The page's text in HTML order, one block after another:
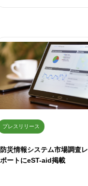
プレスリリース
防災情報システム市場調査レ
ポートにeST-aid掲載